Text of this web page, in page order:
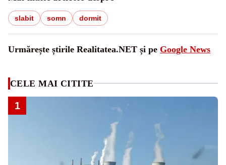
slabit somn dormit
Urmărește știrile Realitatea.NET și pe Google News
CELE MAI CITITE
1